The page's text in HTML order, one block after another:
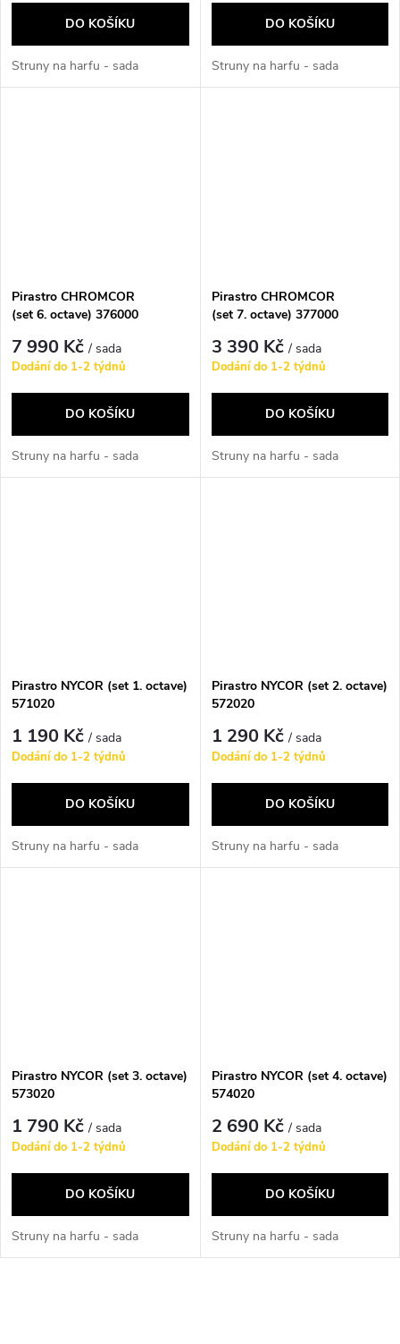
DO KOŠÍKU
Struny na harfu - sada
DO KOŠÍKU
Struny na harfu - sada
Pirastro CHROMCOR
(set 6. octave) 376000
7 990 Kč/ sada
Dodání do 1-2 týdnů
DO KOŠÍKU
Struny na harfu - sada
Pirastro CHROMCOR
(set 7. octave) 377000
3 390 Kč/ sada
Dodání do 1-2 týdnů
DO KOŠÍKU
Struny na harfu - sada
Pirastro NYCOR (set 1. octave)
571020
1 190 Kč/ sada
Dodání do 1-2 týdnů
DO KOŠÍKU
Struny na harfu - sada
Pirastro NYCOR (set 2. octave)
572020
1 290 Kč/ sada
Dodání do 1-2 týdnů
DO KOŠÍKU
Struny na harfu - sada
Pirastro NYCOR (set 3. octave)
573020
1 790 Kč/ sada
Dodání do 1-2 týdnů
DO KOŠÍKU
Struny na harfu - sada
Pirastro NYCOR (set 4. octave)
574020
2 690 Kč/ sada
Dodání do 1-2 týdnů
DO KOŠÍKU
Struny na harfu - sada